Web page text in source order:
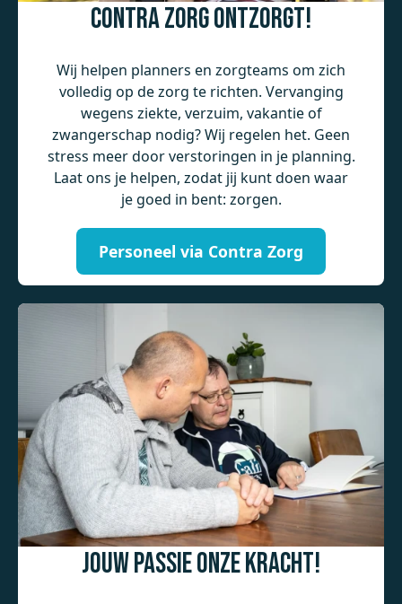
Contra Zorg ontzorgt!
Wij helpen planners en zorgteams om zich
volledig op de zorg te richten. Vervanging
wegens ziekte, verzuim, vakantie of
zwangerschap nodig? Wij regelen het. Geen
stress meer door verstoringen in je planning.
Laat ons je helpen, zodat jij kunt doen waar
je goed in bent: zorgen.
Personeel via Contra Zorg
Jouw passie onze kracht!